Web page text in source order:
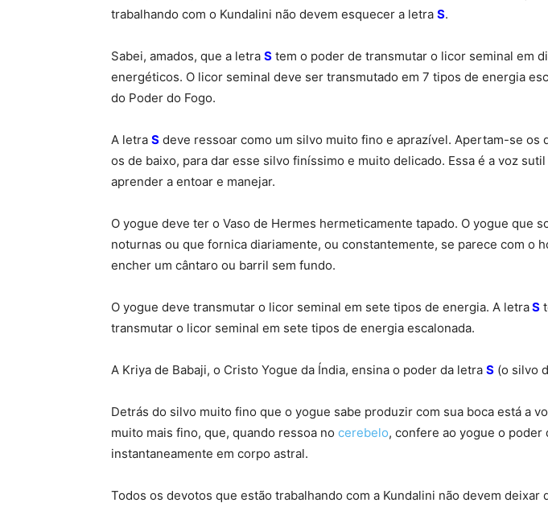
trabalhando com o Kundalini não devem esquecer a letra S.
Sabei, amados, que a letra S tem o poder de transmutar o licor seminal em
energéticos. O licor seminal deve ser transmutado em 7 tipos de energia
do Poder do Fogo.
A letra S deve ressoar como um silvo muito fino e aprazível. Apertam-se os
os de baixo, para dar esse silvo finíssimo e muito delicado. Essa é a voz
aprender a entoar e manejar.
O yogue deve ter o Vaso de Hermes hermeticamente tapado. O yogue que
noturnas ou que fornica diariamente, ou constantemente, se parece com o
encher um cântaro ou barril sem fundo.
O yogue deve transmutar o licor seminal em sete tipos de energia. A letraS
transmutar o licor seminal em sete tipos de energia escalonada.
A Kriya de Babaji, o Cristo Yogue da Índia, ensina o poder da letra S (o silvo
Detrás do silvo muito fino que o yogue sabe produzir com sua boca está a
muito mais fino, que, quando ressoa no cerebelo, confere ao yogue o poder
instantaneamente em corpo astral.
Todos os devotos que estão trabalhando com a Kundalini não devem deixar